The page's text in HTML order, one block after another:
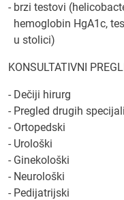
- brzi testovi
hemoglobin HgA1c,
u stolici)
KONSULTATIVNI
- Dečiji hirurg
- Pregled drugih
- Ortopedski
- Urološki
- Ginekološki
- Neurološki
- Pedijatrijski